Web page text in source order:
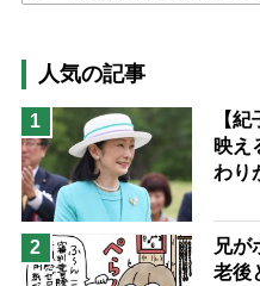
高木ブー
ケアマネジャー
猫が母になつきません
息子の遠距離介護サバイ
兄がボケました
予防法
人気の記事
1
【
映え
わり
2
兄が
老後